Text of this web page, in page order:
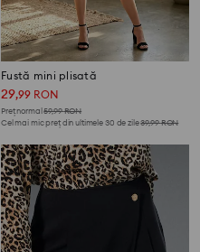
Fustă mini plisată
29,99 RON
Preț normal59,99RON
Cel mai mic preț din ultimele 30 de zile39,99RON